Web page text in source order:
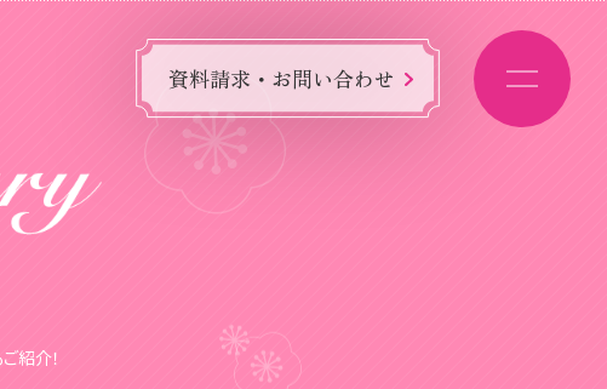
資料請求・お問い合わせ
紹介！